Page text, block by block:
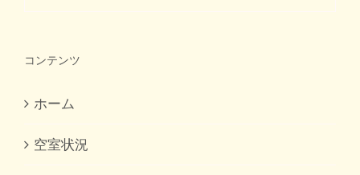
コンテンツ
ホーム
空室状況